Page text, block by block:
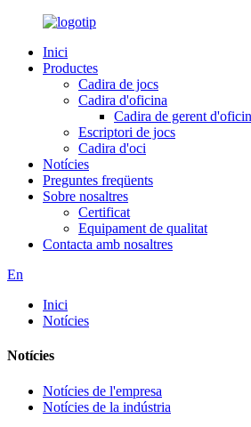
Inici
Productes
Cadira de jocs
Cadira d'oficina
Cadira de gerent
Escriptori de jocs
Cadira d'oci
Notícies
Preguntes freqüents
Sobre nosaltres
Certificat
Equipament de qualitat
Contacta amb nosaltres
En
Inici
Notícies
Notícies
Notícies de l'empresa
Notícies de la indústria